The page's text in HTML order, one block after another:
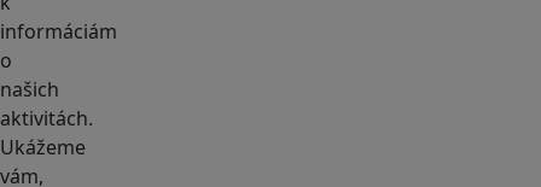
informáciám
o
našich
aktivitách.
Ukážeme
vám,